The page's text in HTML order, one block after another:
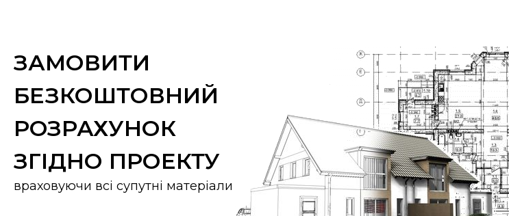
ЗАМОВИТИ
БЕЗКОШТОВНИЙ
РОЗРАХУНОК
ЗГІДНО ПРОЕКТУ
враховуючи всі супутні матеріали